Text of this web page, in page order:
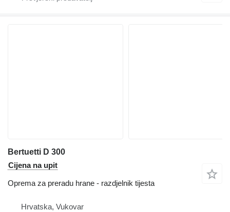
Bertuetti D 300
Cijena na upit
Oprema za preradu hrane - razdjelnik tijesta
Hrvatska, Vukovar